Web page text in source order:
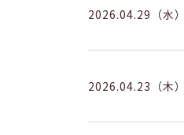
2026.04.29（水
2026.04.23（木